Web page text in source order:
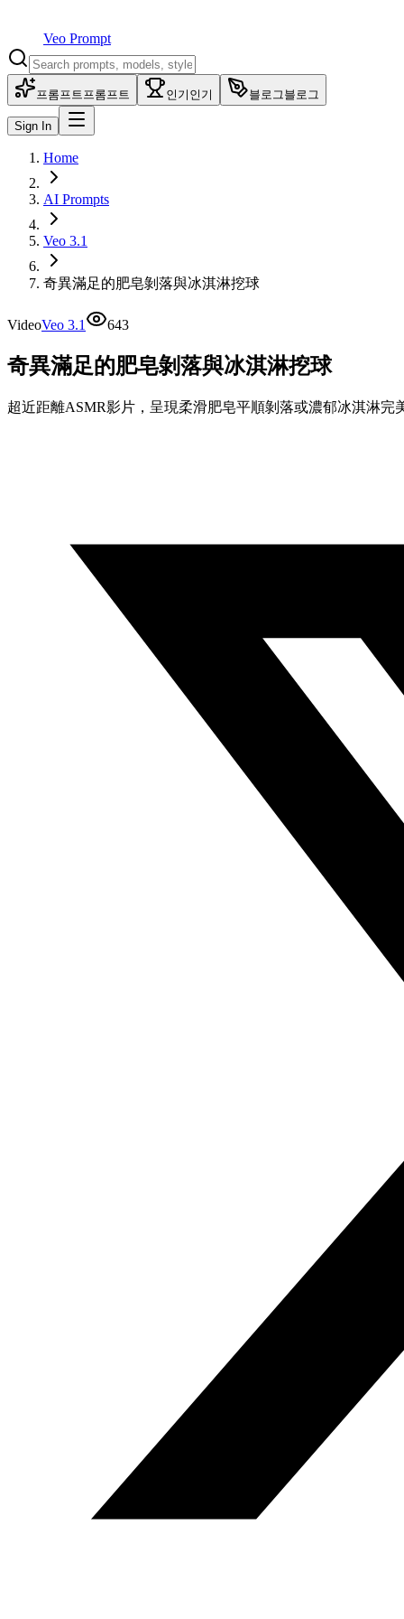
Veo Prompt
프롬프트프롬프트 인기 인기 블로그블로그
Sign In
Home
AI Prompts
Veo 3.1
奇異滿足的肥皂剝落與冰淇淋挖球
VideoVeo 3.1 643
奇異滿足的肥皂剝落與冰淇淋挖球
超近距離ASMR影片，呈現柔滑肥皂平順剝落或濃郁冰淇淋